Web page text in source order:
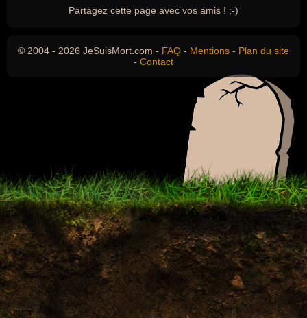
Partagez cette page avec vos amis ! ;-)
© 2004 - 2026 JeSuisMort.com - FAQ - Mentions - Plan du site
- Contact